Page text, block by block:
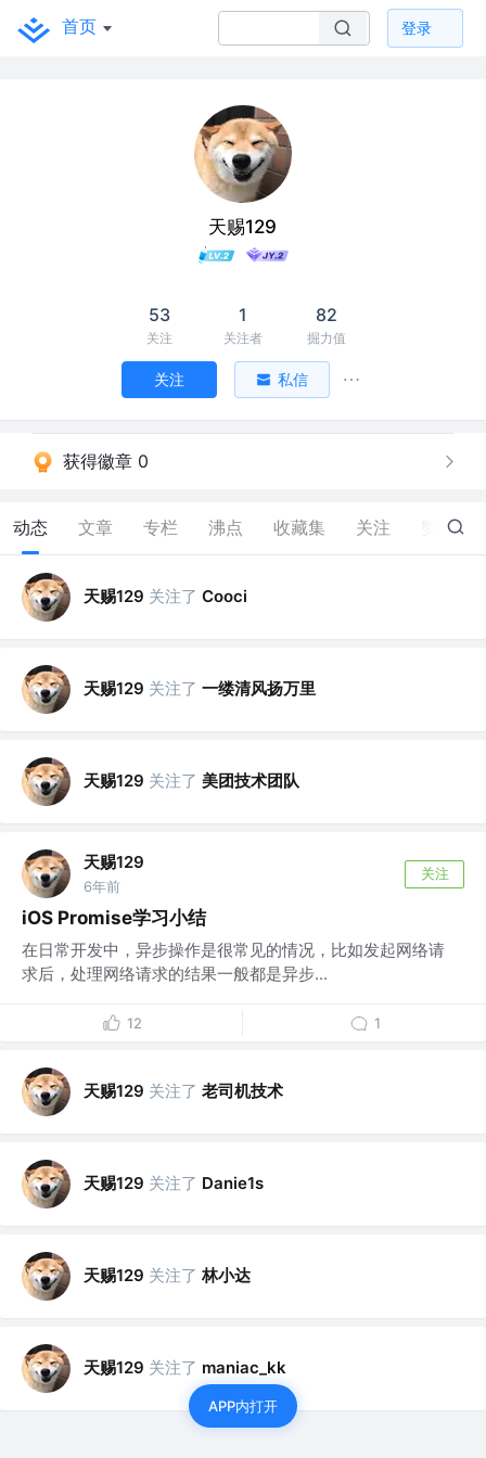
首页 登录
天赐129
53
关注
1
关注者
82
掘力值
关注 私信
获得徽章 0
动态 文章 专栏 沸点 收藏集 关注 0
天赐129 关注了 Cooci
天赐129 关注了 一缕清风扬万里
天赐129 关注了 美团技术团队
天赐129
6年前
关注
iOS Promise学习小结
在日常开发中，异步操作是很常见的情况，比如发起网络请
求后，处理网络请求的结果一般都是异步...
12 1
天赐129 关注了 老司机技术
天赐129 关注了 Danie1s
天赐129 关注了 林小达
天赐129 关注了 maniac_kk
APP内打开